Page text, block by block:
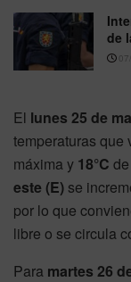
de
El lunes 25 de
temperaturas que
máxima y 18°C
este (E) se
por lo que
libre o se circula
Para martes 26